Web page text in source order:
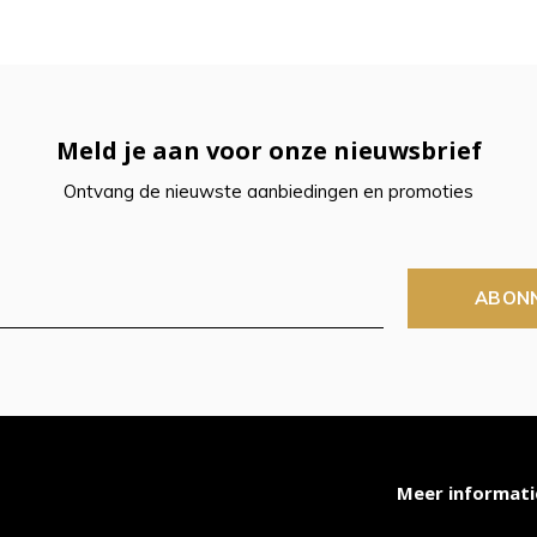
Meld je aan voor onze nieuwsbrief
Ontvang de nieuwste aanbiedingen en promoties
Meer